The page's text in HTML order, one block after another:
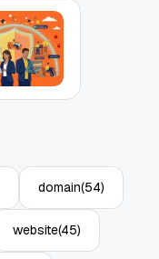
domain(54)
website(45)